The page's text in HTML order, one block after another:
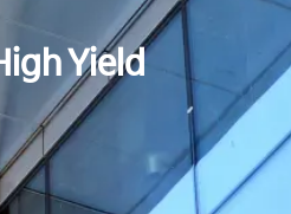
Yield